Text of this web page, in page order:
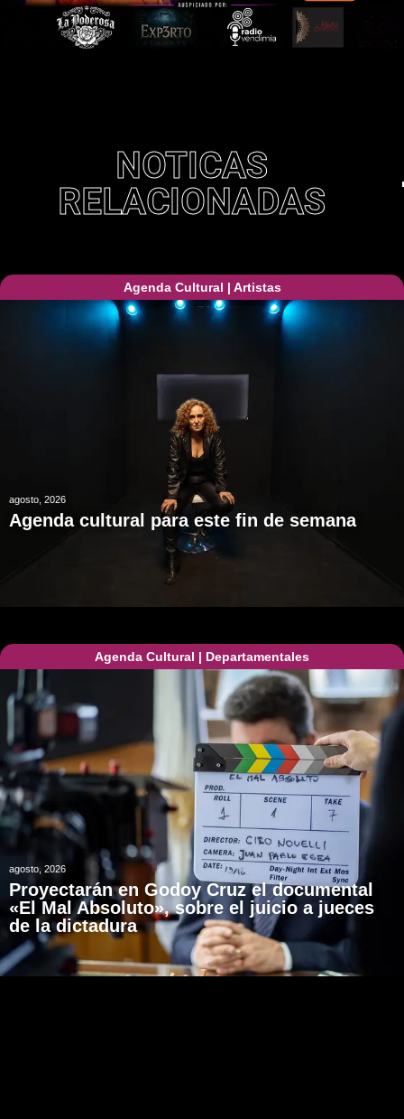
NOTICAS
RELACIONADAS
Agenda Cultural | Artistas
agosto, 2026
Agenda cultural para este fin de semana
Agenda Cultural | Departamentales
agosto, 2026
Proyectarán en Godoy Cruz el documental
«El Mal Absoluto», sobre el juicio a jueces
de la dictadura